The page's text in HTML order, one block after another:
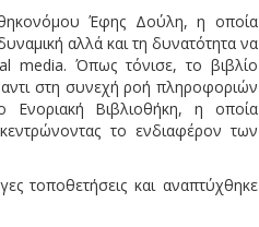
Έφης Δούλη, η οποία
αλλά και τη δυνατότητα να
media. Όπως τόνισε, το βιβλίο
στη συνεχή ροή πληροφοριών
Ενοριακή Βιβλιοθήκη, η οποία
το ενδιαφέρον των
τοποθετήσεις και αναπτύχθηκε